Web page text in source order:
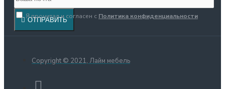
ОТПРАВИТЬ
Я прочитал и согласен с Политика конфиденциальности
Copyright © 2021, Лайм мебель